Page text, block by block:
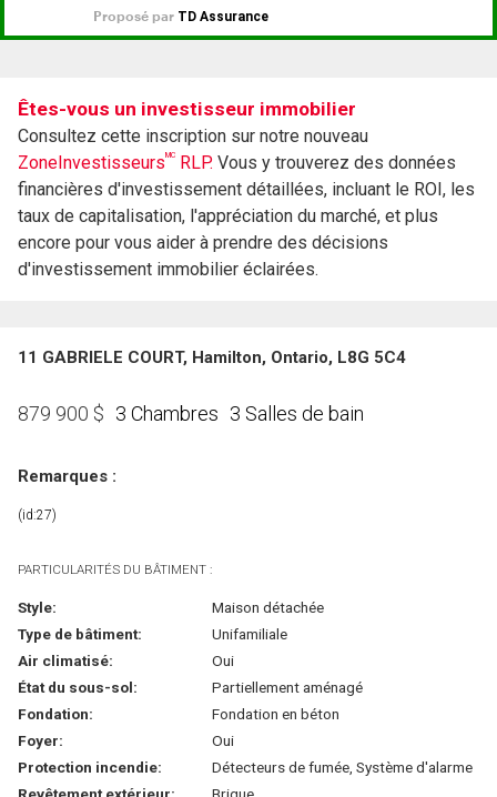
Êtes-vous un investisseur immobilier
Consultez cette inscription sur notre nouveau
ZoneInvestisseursMC RLP. Vous y trouverez des données
financières d'investissement détaillées, incluant le ROI, les
taux de capitalisation, l'appréciation du marché, et plus
encore pour vous aider à prendre des décisions
d'investissement immobilier éclairées.
11 GABRIELE COURT, Hamilton, Ontario, L8G 5C4
879 900 $ 3 Chambres 3 Salles de bain
Remarques :
(id:27)
PARTICULARITÉS DU BÂTIMENT :
Style:
Maison détachée
Type de bâtiment:
Unifamiliale
Air climatisé:
Oui
État du sous-sol:
Partiellement aménagé
Fondation:
Fondation en béton
Foyer:
Oui
Protection incendie:
Détecteurs de fumée, Système d'alarme